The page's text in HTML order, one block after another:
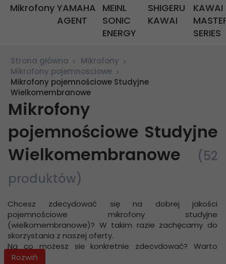
Mikrofony YAMAHA
AGENT
MEINL
SONIC
ENERGY
SHIGERU
KAWAI
KAWAI
SERIES
Strona główna
Mikrofony
Mikrofony pojemnościowe
Mikrofony pojemnościowe Studyjne
Wielkomembranowe
Mikrofony
pojemnościowe Studyjne
Wielkomembranowe
(52
produktów)
Chcesz zdecydować się na dobrej jakości
pojemnościowe mikrofony studyjne
(wielkomembranowe)? W takim razie zachęcamy do
skorzystania z naszej oferty.
Na co możesz się konkretnie zdecydować? Warto
podkreślić, że w naszym sklepie muzycznym są do
Rozwiń